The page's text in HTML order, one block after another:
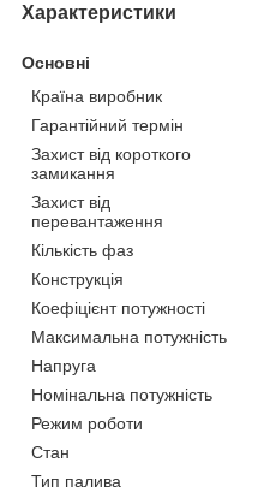
Характеристики
Основні
Країна виробник
Гарантійний термін
Захист від короткого
замикання
Захист від
перевантаження
Кількість фаз
Конструкція
Коефіцієнт потужності
Максимальна потужність
Напруга
Номінальна потужність
Режим роботи
Стан
Тип палива